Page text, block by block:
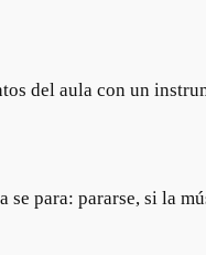
del aula con un
se para: pararse, si la